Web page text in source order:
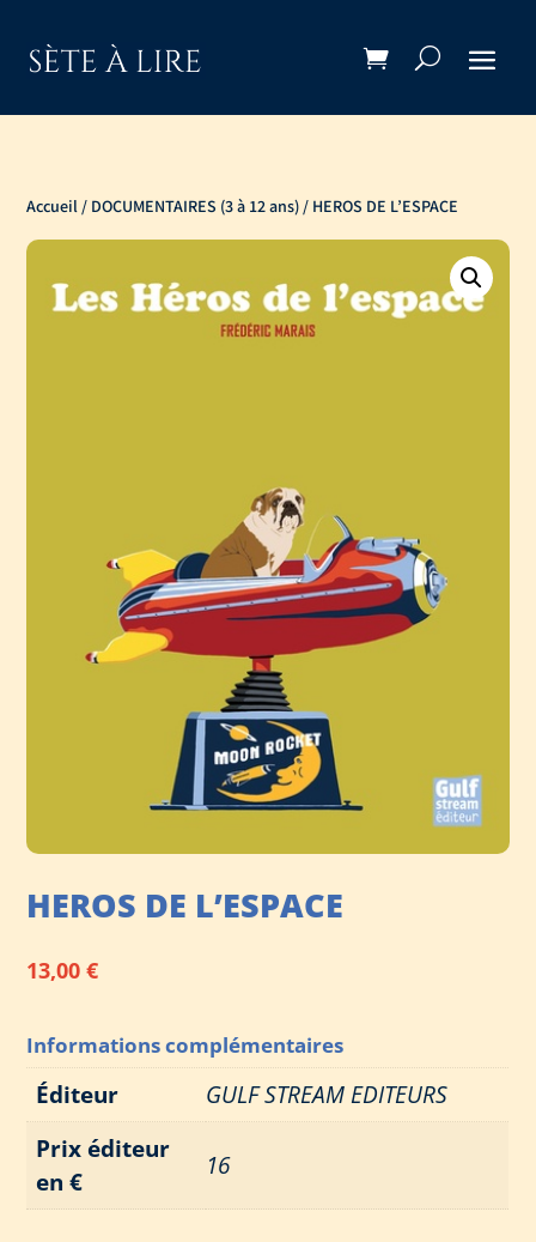
Accueil / DOCUMENTAIRES (3 à 12 ans) / HEROS DE L’ESPACE
HEROS DE L’ESPACE
13,00€
Informations complémentaires
Éditeur
GULF STREAM EDITEURS
Prix éditeur
en €
16